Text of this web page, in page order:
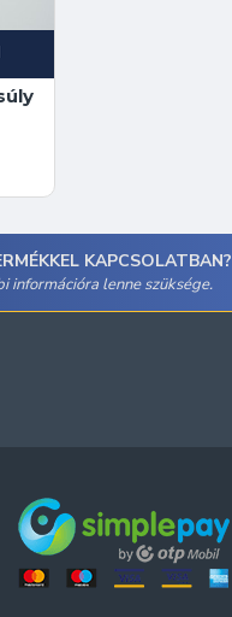
KAPCSOLATBAN?
információra lenne szüksége.